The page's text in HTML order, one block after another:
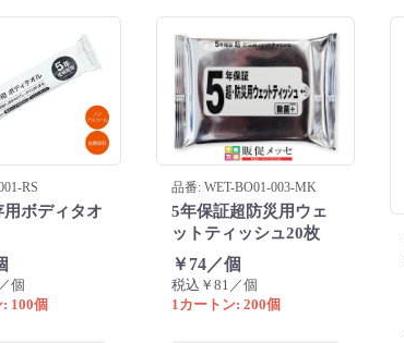
RS
ボディタオ
個
100個
品番: WET-BO01-003-MK
5年保証超防災用ウェ
ットティッシュ20枚
￥74／個
税込￥81／個
1カートン: 200個